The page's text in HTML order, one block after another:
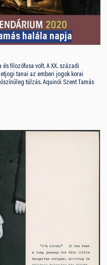
halála napja
és filozófusa volt. A XX. századi
tanai az emberi jogok korai
túlzás. Aquinói Szent Tamás